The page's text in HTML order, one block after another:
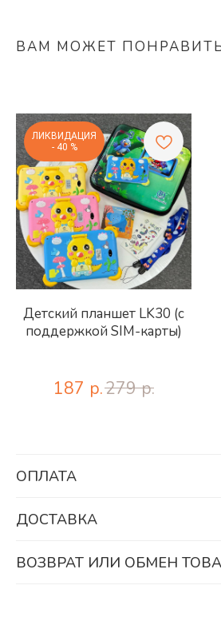
ВАМ МОЖЕТ
ЛИКВИДАЦИЯ
- 40 %
Детский планшет LK30 (с
поддержкой SIM-карты)
187 р.279 р.
ОПЛАТА
ДОСТАВКА
ВОЗВРАТ ИЛИ ОБМЕН